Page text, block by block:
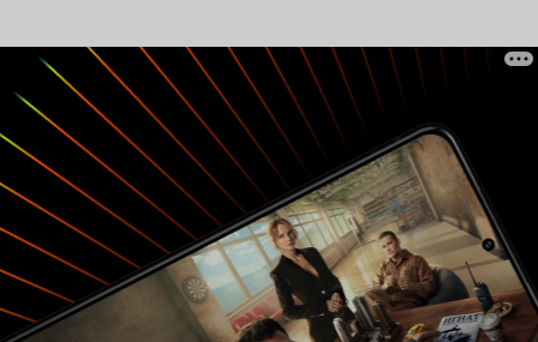
как погибают клетки твоего мозга, но магия,
если это можно назвать магией, Уилла
Феррелла заключается в том, что ты на него не
злишься за очередную газовую атаку, а
вспоминаешь его размышления о шоколадке и
становишься чуточку добрее, и мир за окном
не представляется тебе таким уж серым. Вот
таким неоднозначным и вышел сериал, в
котором на тебя сбрасывают кучу непотребств
со зловонием на километры от нее, но при
этом не забывают подарить зрителям надежду
на то, что не всё уж и так плохо в этом мире, и
есть в нём дураки похлеще тебя, которые живут
себе, преодолевая любые трудности, несмотря